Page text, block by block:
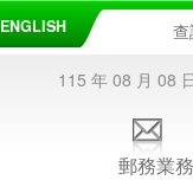
ENGLISH
115 年 08 月 08
郵務業務